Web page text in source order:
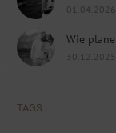
01.04.2026
Wie
30.12.2025
TAGS